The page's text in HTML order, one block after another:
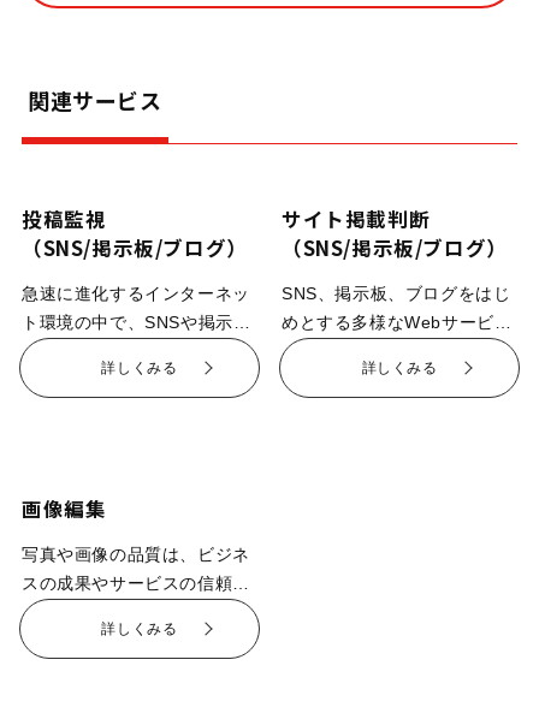
関連サービス
投稿監視
（SNS/掲示板/ブログ）
急速に進化するインターネッ
ト環境の中で、SNSや掲示
板、ブログなどへの投稿によ
る企業ブランドへの影響は、
含まれる投稿を幅広いソーシ
ャルメディア上から自動で検
知し、お客様企業へ迅速にご
報告・対応支援を行うサービ
詳しくみる
サイト掲載判断
（SNS/掲示板/ブログ）
SNS、掲示板、ブログをはじ
めとする多様なWebサービス
では、不適切な投稿やトラブ
ルのリスクが常につきまとい
詳しくみる
画像編集
写真や画像の品質は、ビジネ
スの成果やサービスの信頼性
に直結します。 マックスコム
の画像編集サービスは、お客
詳しくみる